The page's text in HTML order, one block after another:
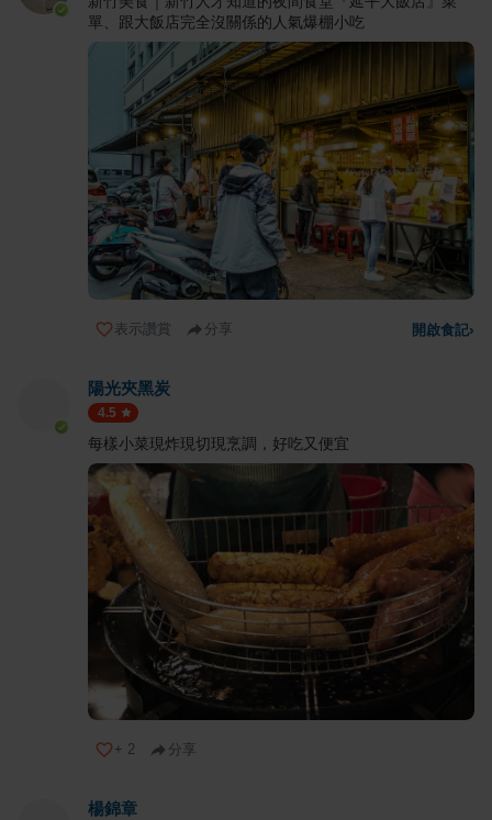
單、跟大飯店完全沒關係的人氣爆棚小吃
表示讚賞 分享 開啟食記›
陽光夾黑炭
4.5
每樣小菜現炸現切現烹調，好吃又便宜
+ 2 分享
楊錦章